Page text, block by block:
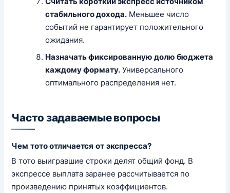
стабильного дохода.Меньшее число
событий не гарантирует положительного
ожидания.
Назначать фиксированную долю бюджета
каждому формату.Универсального
оптимального распределения нет.
Часто задаваемые вопросы
Чем тото отличается от экспресса?
В тото выигравшие строки делят общий фонд. В
экспрессе выплата заранее рассчитывается по
произведению принятых коэффициентов.